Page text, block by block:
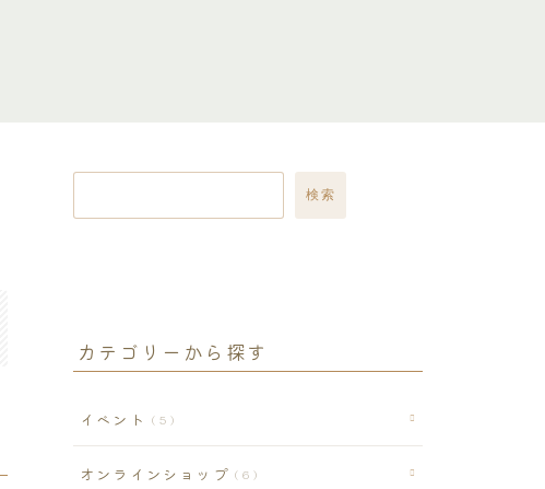
検索
カテゴリーから探す
イベント 5
オンラインショップ 6